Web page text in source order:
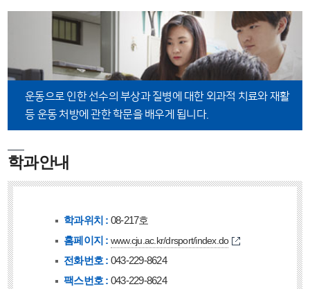
운동으로 인한 선수의 부상과 질병에 대한 외과적 치료와 재활
등 운동 처방에 관한 학문을 배우게 됩니다.
학과안내
학과위치 : 08-217호
홈페이지 : www.cju.ac.kr/drsport/index.do
전화번호 : 043-229-8624
팩스번호 : 043-229-8624